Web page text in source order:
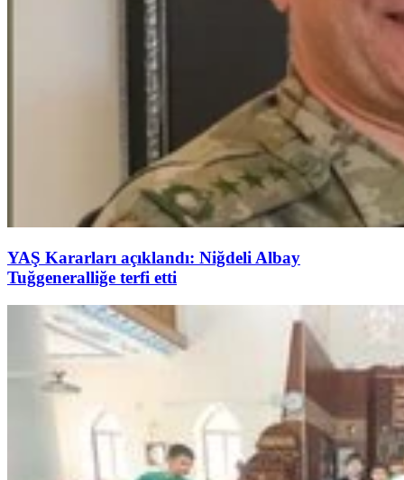
YAŞ Kararları açıklandı: Niğdeli Albay
Tuğgeneralliğe terfi etti